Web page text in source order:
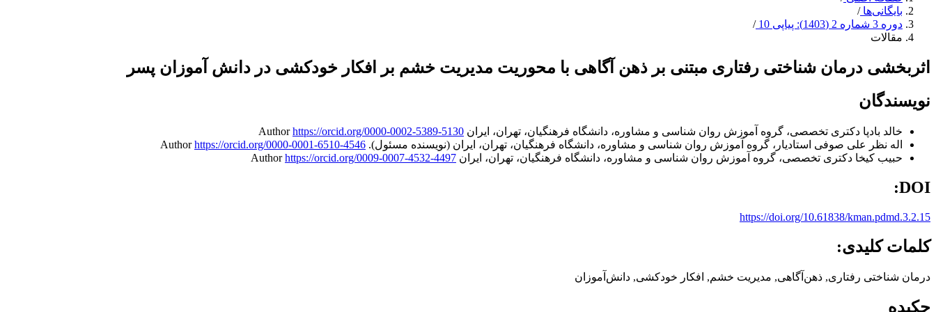
بایگانی‌ها/
دوره 3 شماره 2 (1403): پیاپی 10
/
مقالات
اثربخشی درمان شناختی رفتاری مبتنی بر ذهن آگاهی با محوریت مدیریت خشم بر افکار خودکشی در دانش آموزان پسر
نویسندگان
خالد بادپا دکتری تخصصی، گروه آموزش روان شناسی و مشاوره، دانشگاه فرهنگیان، تهران، ایران Authorhttps://orcid.org/0000-0002-5389-5130
اله نظر علی صوفی استادیار، گروه آموزش روان شناسی و مشاوره، دانشگاه فرهنگیان، تهران، ایران (نویسنده مسئول). Authorhttps://orcid.org/0000-0001-6510-4546
حبیب کیخا دکتری تخصصی، گروه آموزش روان شناسی و مشاوره، دانشگاه فرهنگیان، تهران، ایران Authorhttps://orcid.org/0009-0007-4532-4497
DOI:
https://doi.org/10.61838/kman.pdmd.3.2.15
کلمات کلیدی:
درمان شناختی رفتاری, ذهن‌آگاهی, مدیریت خشم, افکار خودکشی, دانش‌آموزان
چکیده